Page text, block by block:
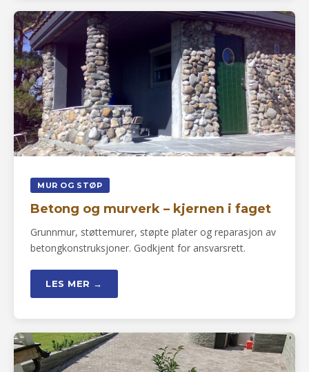
MUR OG STØP
Betong og murverk – kjernen i faget
Grunnmur, støttemurer, støpte plater og reparasjon av
betongkonstruksjoner. Godkjent for ansvarsrett.
LES MER →